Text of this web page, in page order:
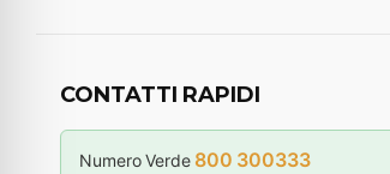
CONTATTI RAPIDI
Numero Verde 800 300333